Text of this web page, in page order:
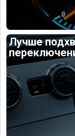
Лучше